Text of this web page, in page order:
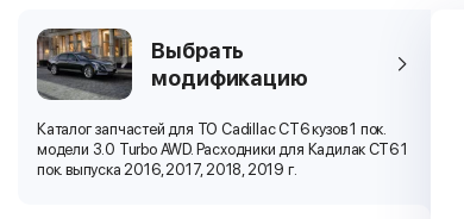
Выбрать
модификацию
Каталог запчастей для ТО Cadillac CT6 кузов 1 пок.
модели 3.0 Turbo AWD. Расходники для Кадилак СТ6 1
пок. выпуска 2016, 2017, 2018, 2019 г.